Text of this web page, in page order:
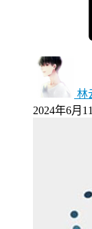
林
2024年6月